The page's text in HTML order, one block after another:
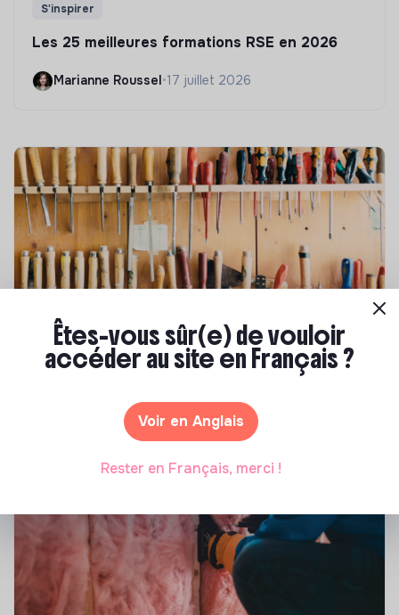
S'inspirer
Les 25 meilleures formations RSE en 2026
Marianne Roussel •17 juillet 2026
Compétences & formations
Comment se former à la transition écologique
Marianne Roussel• 09 janvier 2024
Êtes-vous sûr(e) de vouloir
accéder au site en Français ?
Voir en Anglais
Rester en Français, merci !